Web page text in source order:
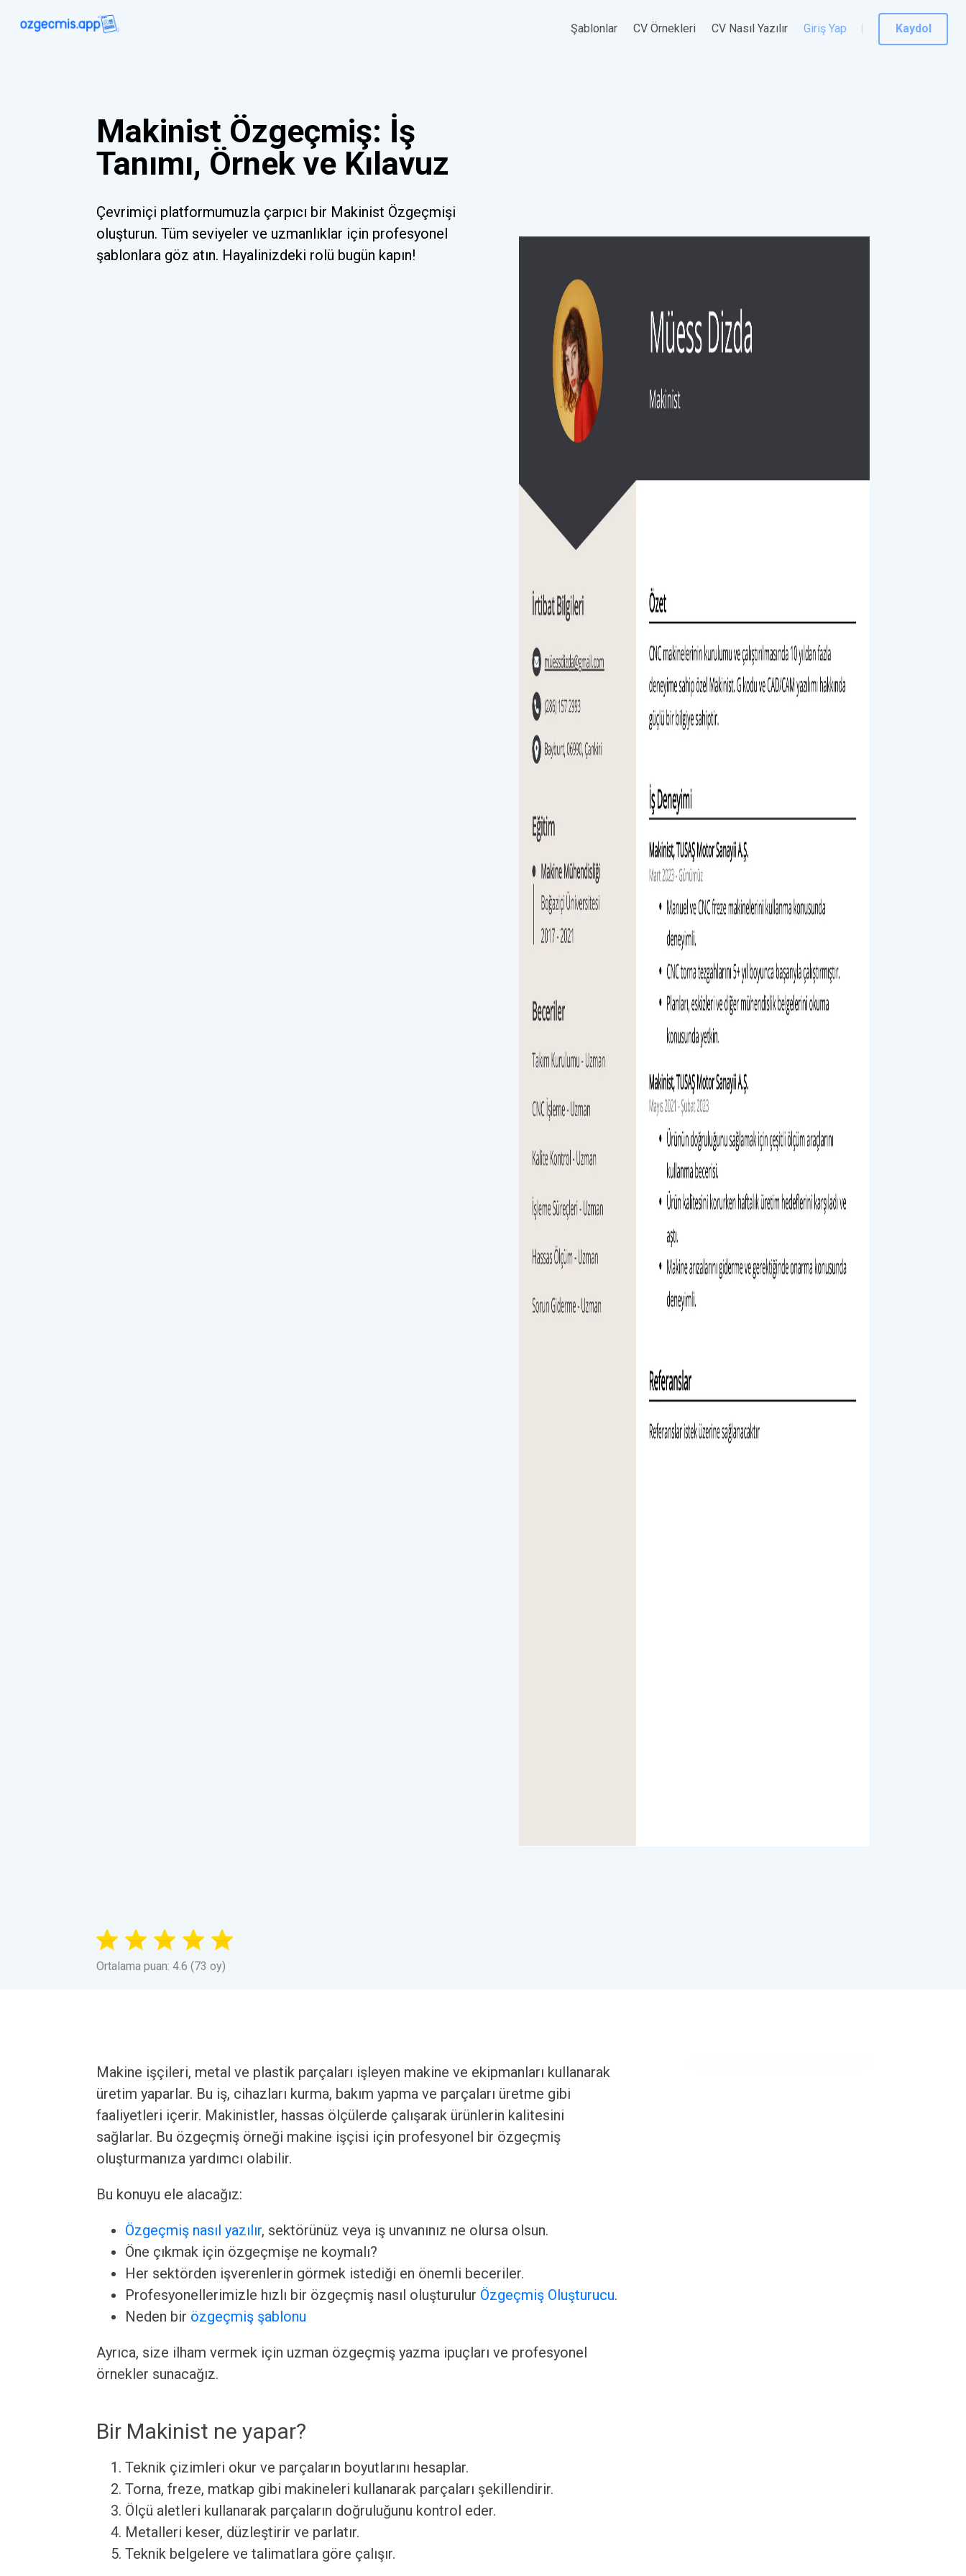
Şablonlar CV Örnekleri CV Nasıl Yazılır Giriş Yap Kaydol
Makinist Özgeçmiş: İş
Tanımı, Örnek ve Kılavuz
Çevrimiçi platformumuzla çarpıcı bir Makinist Özgeçmişi
oluşturun. Tüm seviyeler ve uzmanlıklar için profesyonel
şablonlara göz atın. Hayalinizdeki rolü bugün kapın!
Ortalama puan: 4.6 (73 oy)
Makine işçileri, metal ve plastik parçaları işleyen makine ve ekipmanları kullanarak
üretim yaparlar. Bu iş, cihazları kurma, bakım yapma ve parçaları üretme gibi
faaliyetleri içerir. Makinistler, hassas ölçülerde çalışarak ürünlerin kalitesini
sağlarlar. Bu özgeçmiş örneği makine işçisi için profesyonel bir özgeçmiş
oluşturmanıza yardımcı olabilir.
Bu konuyu ele alacağız:
Özgeçmiş nasıl yazılır, sektörünüz veya iş unvanınız ne olursa olsun.
Öne çıkmak için özgeçmişe ne koymalı?
Her sektörden işverenlerin görmek istediği en önemli beceriler.
Profesyonellerimizle hızlı bir özgeçmiş nasıl oluşturulur Özgeçmiş Oluşturucu.
Neden bir özgeçmiş şablonu
Ayrıca, size ilham vermek için uzman özgeçmiş yazma ipuçları ve profesyonel
örnekler sunacağız.
Bir Makinist ne yapar?
Teknik çizimleri okur ve parçaların boyutlarını hesaplar.
Torna, freze, matkap gibi makineleri kullanarak parçaları şekillendirir.
Ölçü aletleri kullanarak parçaların doğruluğunu kontrol eder.
Metalleri keser, düzleştirir ve parlatır.
Teknik belgelere ve talimatlara göre çalışır.